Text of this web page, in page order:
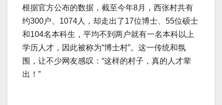
根据官方公布的数据，截至今年8月，西张村共有
约300户、1074人，却走出了17位博士、55位硕士
和104名本科生，平均不到两户就有一名本科以上
学历人才，因此被称为“博士村”。这一传统和氛
围，让不少网友感叹：“这样的村子，真的人才辈
出！”